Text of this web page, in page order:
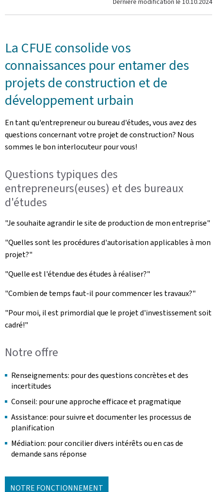
La CFUE consolide vos
connaissances pour entamer des
projets de construction et de
développement urbain
En tant qu'entrepreneur ou bureau d'études, vous avez des
questions concernant votre projet de construction? Nous
sommes le bon interlocuteur pour vous!
Questions typiques des
entrepreneurs(euses) et des bureaux
d'études
"Je souhaite agrandir le site de production de mon entreprise"
"Quelles sont les procédures d'autorisation applicables à mon
projet?"
"Quelle est l'étendue des études à réaliser?"
"Combien de temps faut-il pour commencer les travaux?"
"Pour moi, il est primordial que le projet d'investissement soit
cadré!"
Notre offre
Renseignements: pour des questions concrètes et des
incertitudes
Conseil: pour une approche efficace et pragmatique
Assistance: pour suivre et documenter les processus de
planification
Médiation: pour concilier divers intérêts ou en cas de
demande sans réponse
NOTRE FONCTIONNEMENT